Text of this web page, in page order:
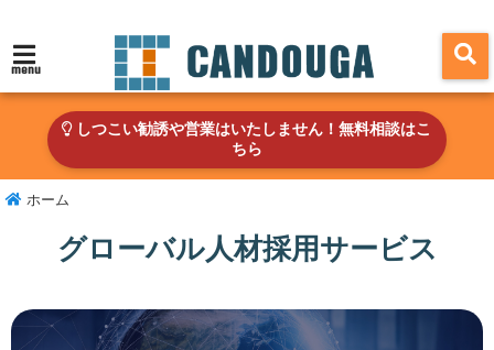
menu
しつこい勧誘や営業はいたしません！無料相談はこ
ちら
ホーム
グローバル人材採用サービス